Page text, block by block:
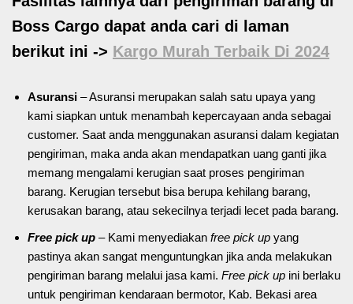
Boss Cargo dapat anda cari di laman
berikut ini -> Kargo Murah Terbaik Di 2024
Asuransi – Asuransi merupakan salah satu upaya yang
kami siapkan untuk menambah kepercayaan anda sebagai
customer. Saat anda menggunakan asuransi dalam kegiatan
pengiriman, maka anda akan mendapatkan uang ganti jika
memang mengalami kerugian saat proses pengiriman
barang. Kerugian tersebut bisa berupa kehilang barang,
kerusakan barang, atau sekecilnya terjadi lecet pada barang.
Free pick up – Kami menyediakan free pick up yang
pastinya akan sangat menguntungkan jika anda melakukan
pengiriman barang melalui jasa kami. Free pick up ini berlaku
untuk pengiriman kendaraan bermotor, Kab. Bekasi area